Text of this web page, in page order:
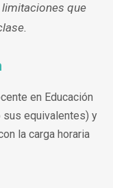
limitaciones que
en Educación
sus equivalentes) y
la carga horaria